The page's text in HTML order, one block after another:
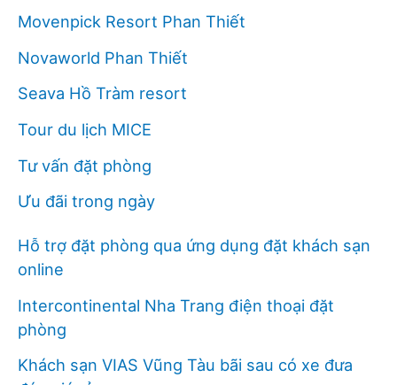
Movenpick Resort Phan Thiết
Novaworld Phan Thiết
Seava Hồ Tràm resort
Tour du lịch MICE
Tư vấn đặt phòng
Ưu đãi trong ngày
Hỗ trợ đặt phòng qua ứng dụng đặt khách sạn
online
Intercontinental Nha Trang điện thoại đặt
phòng
Khách sạn VIAS Vũng Tàu bãi sau có xe đưa